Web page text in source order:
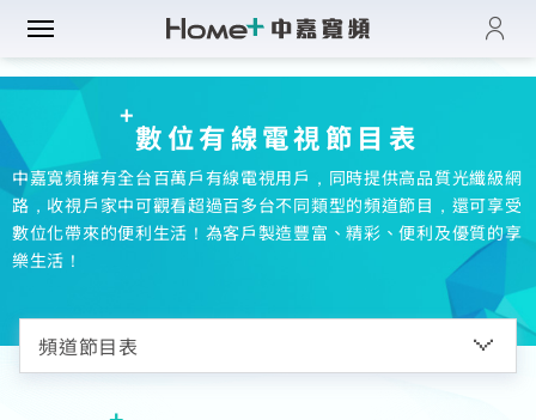
市
速翻倍
年短約
系列方案
服務
惠
壢平鎮觀音
橋土城限定
雄區域限定
案
方案
品介紹
樂
電子發票查詢
進度查詢
數位有線電視節目表
中嘉寬頻擁有全台百萬戶有線電視用戶，同時提供高品質光纖級網
路，收視戶家中可觀看超過百多台不同類型的頻道節目，還可享受
數位化帶來的便利生活！為客戶製造豐富、精彩、便利及優質的享
樂生活！